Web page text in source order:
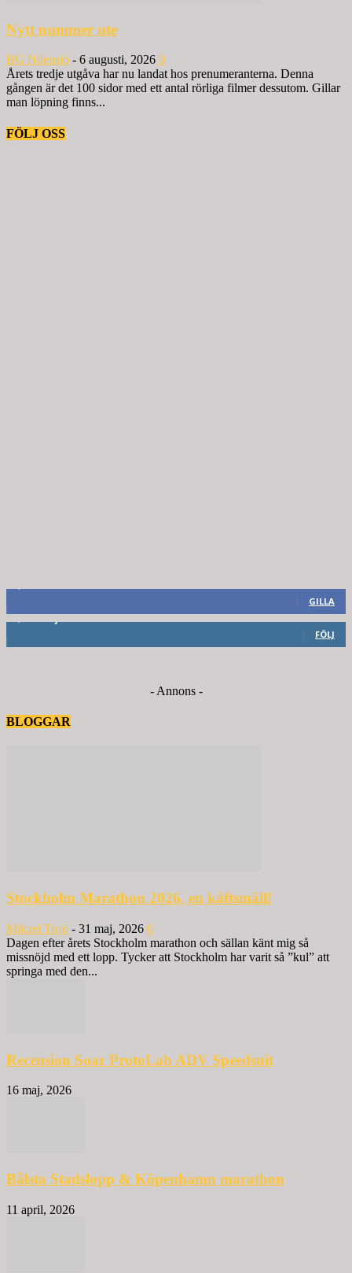
Nytt nummer ute
BG Nilensjö - 6 augusti, 2026 0
Årets tredje utgåva har nu landat hos prenumeranterna. Denna
gången är det 100 sidor med ett antal rörliga filmer dessutom. Gillar
man löpning finns...
FÖLJ OSS
GILLA
FÖLJ
- Annons -
BLOGGAR
Stockholm Marathon 2026, en käftsmäll!
Mikael Tisjö - 31 maj, 2026 0
Dagen efter årets Stockholm marathon och sällan känt mig så
missnöjd med ett lopp. Tycker att Stockholm har varit så ”kul” att
springa med den...
Recension Soar ProtoLab ADV Speedsuit
16 maj, 2026
Bålsta Stadslopp & Köpenhamn marathon
11 april, 2026